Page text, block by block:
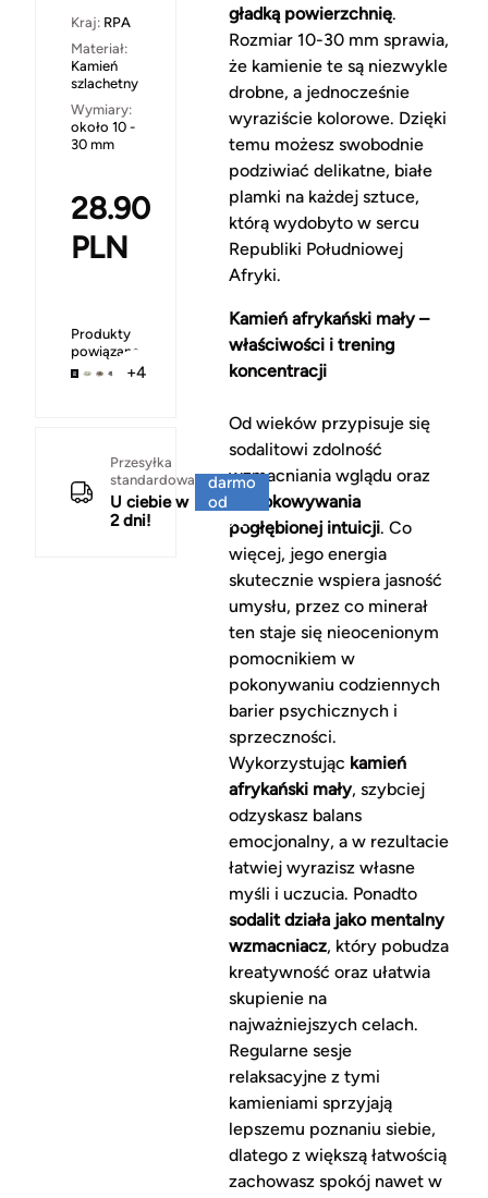
Kraj: RPA
Materiał:
Kamień
szlachetny
Wymiary:
około 10 -
30 mm
28.90
PLN
Produkty
powiązane
+4
Przesyłka
standardowa
U ciebie w
2 dni!
darmo
od
150 zł
gładką powierzchnię.
Rozmiar 10-30 mm sprawia,
że kamienie te są niezwykle
drobne, a jednocześnie
wyraziście kolorowe. Dzięki
temu możesz swobodnie
podziwiać delikatne, białe
plamki na każdej sztuce,
którą wydobyto w sercu
Republiki Południowej
Afryki.
Kamień afrykański mały –
właściwości i trening
koncentracji
Od wieków przypisuje się
sodalitowi zdolność
wzmacniania wglądu oraz
odblokowywania
pogłębionej intuicji. Co
więcej, jego energia
skutecznie wspiera jasność
umysłu, przez co minerał
ten staje się nieocenionym
pomocnikiem w
pokonywaniu codziennych
barier psychicznych i
sprzeczności.
Wykorzystując kamień
afrykański mały, szybciej
odzyskasz balans
emocjonalny, a w rezultacie
łatwiej wyrazisz własne
myśli i uczucia. Ponadto
sodalit działa jako mentalny
wzmacniacz, który pobudza
kreatywność oraz ułatwia
skupienie na
najważniejszych celach.
Regularne sesje
relaksacyjne z tymi
kamieniami sprzyjają
lepszemu poznaniu siebie,
dlatego z większą łatwością
zachowasz spokój nawet w